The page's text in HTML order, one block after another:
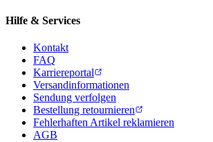
Hilfe & Services
Kontakt
FAQ
Karriereportal
Versandinformationen
Sendung verfolgen
Bestellung retournieren
Fehlerhaften Artikel reklamieren
AGB